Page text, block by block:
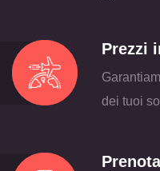
Prezzi
dei tuoi